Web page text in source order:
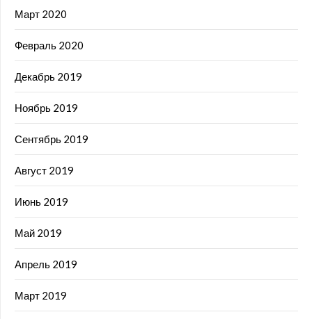
Март 2020
Февраль 2020
Декабрь 2019
Ноябрь 2019
Сентябрь 2019
Август 2019
Июнь 2019
Май 2019
Апрель 2019
Март 2019